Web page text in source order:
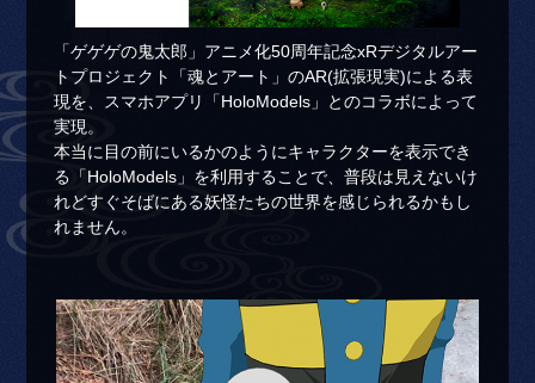
「ゲゲゲの鬼太郎」アニメ化50周年記念xRデジタルアー
トプロジェクト「魂とアート」のAR(拡張現実)による表
現を、スマホアプリ「HoloModels」とのコラボによって
実現。
本当に目の前にいるかのようにキャラクターを表示でき
る「HoloModels」を利用することで、普段は見えないけ
れどすぐそばにある妖怪たちの世界を感じられるかもし
れません。